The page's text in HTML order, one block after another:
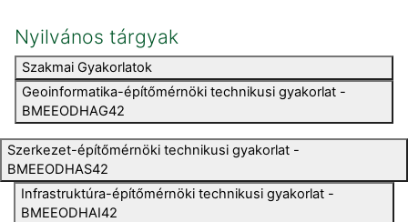
Nyilvános tárgyak
Szakmai Gyakorlatok
Geoinformatika-építőmérnöki technikusi gyakorlat -
BMEEODHAG42
Szerkezet-építőmérnöki technikusi gyakorlat -
BMEEODHAS42
Infrastruktúra-építőmérnöki technikusi gyakorlat -
BMEEODHAI42